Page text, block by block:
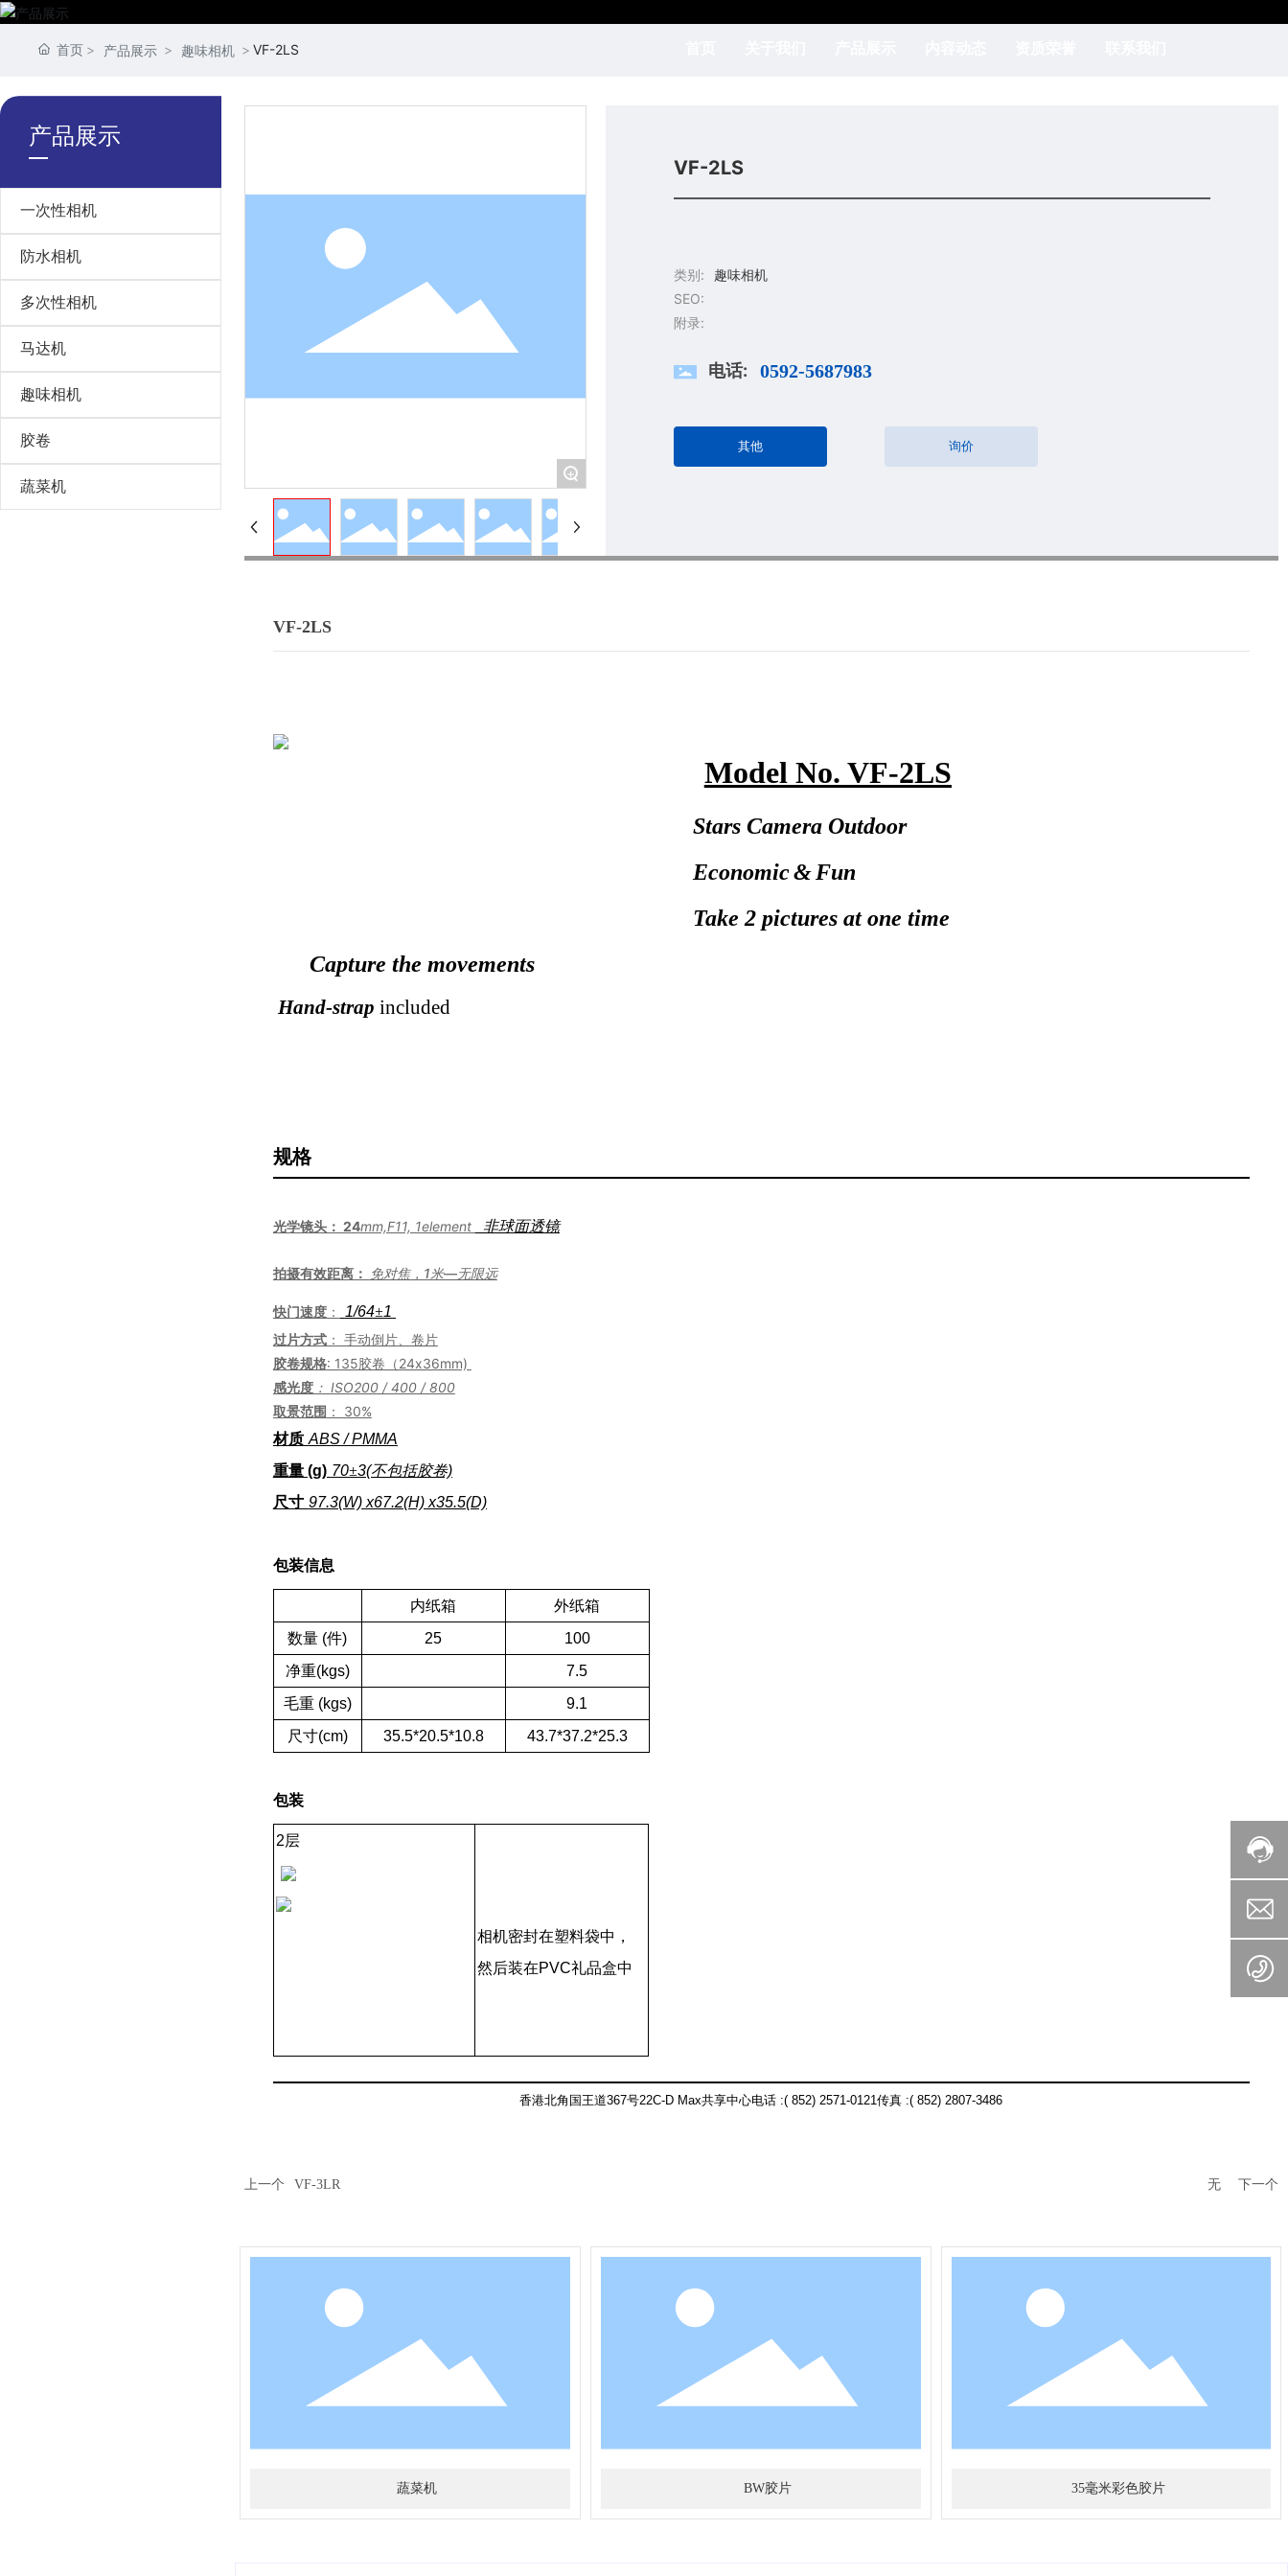
首页 产品展示 趣味相机 VF-2LS
产品展示
一次性相机
防水相机
多次性相机
马达机
趣味相机
胶卷
蔬菜机
+
VF-2LS
类别:
趣味相机
SEO:
附录:
电话: 0592-5687983
其他 询价
VF-2LS
Model No. VF-2LS
StarsCamera Outdoor
Economic& Fun
Take 2pictures at one time
Capture the movements
Hand-strap included
规格
光学镜头： 24mm,F11, 1element 非球面透镜
拍摄有效距离： 免对焦，1米—无限远
快门速度： 1/64±1
过片方式： 手动倒片、卷片
胶卷规格: 135胶卷（24x36mm)
感光度： ISO200 / 400 / 800
取景范围 ： 30%
材质 ABS / PMMA
重量 (g) 70±3(不包括胶卷)
尺寸 97.3(W) x67.2(H) x35.5(D)
包装信息
内纸箱
外纸箱
数量 (件)
25
100
净重(kgs)
7.5
毛重 (kgs)
9.1
尺寸(cm) 35.5*20.5*10.8 43.7*37.2*25.3
包装
2层
相机密封在塑料袋中，
然后装在PVC礼品盒中
香港北角国王道367号22C-D Max共享中心电话 :( 852) 2571-0121传真 :( 852) 2807-3486
上一个 VF-3LR 无 下一个
蔬菜机 BW胶片 35毫米彩色胶片